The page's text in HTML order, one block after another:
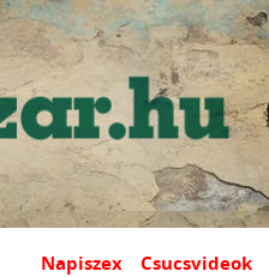
Napiszex Csucsvideok